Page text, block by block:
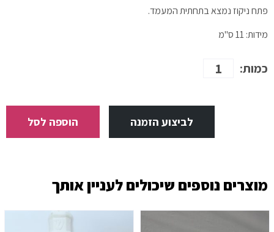
פתח ניקוז נמצא בתחתית המעמד.
מידות: 11 ס"מ
כמות: כמות
הוספה לסל לביצוע הזמנה
מוצרים נוספים שיכולים לעניין אותך